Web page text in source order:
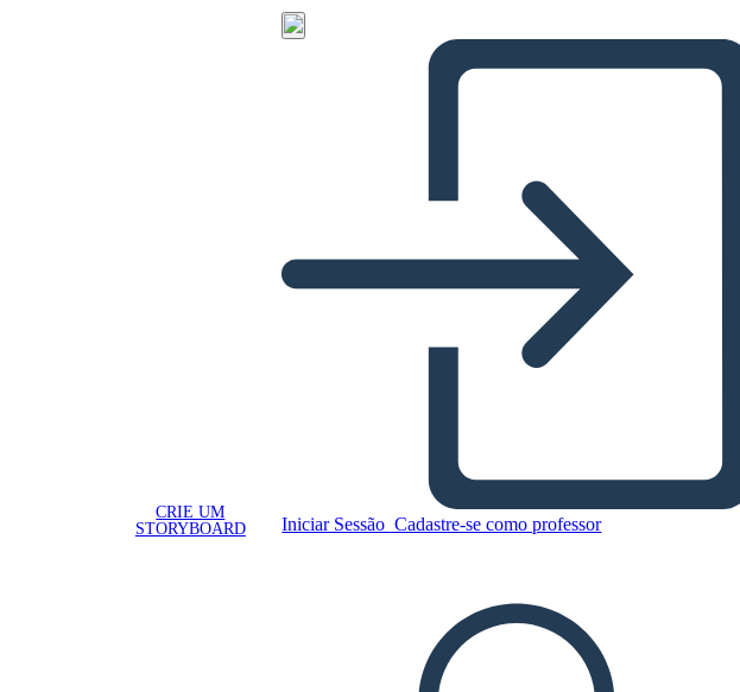
CRIE UM
STORYBOARD
Iniciar Sessão Cadastre-se como professor